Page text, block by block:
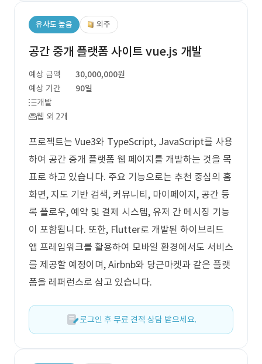
유사도 높음 외주
공간 중개 플랫폼 사이트 vue.js 개발
예상 금액
30,000,000원
예상 기간
90일
개발
웹 외 2개
프로젝트는 Vue3와 TypeScript, JavaScript를 사용
하여 공간 중개 플랫폼 웹 페이지를 개발하는 것을 목
표로 하고 있습니다. 주요 기능으로는 추천 중심의 홈
화면, 지도 기반 검색, 커뮤니티, 마이페이지, 공간 등
록 플로우, 예약 및 결제 시스템, 유저 간 메시징 기능
이 포함됩니다. 또한, Flutter로 개발된 하이브리드
앱 프레임워크를 활용하여 모바일 환경에서도 서비스
를 제공할 예정이며, Airbnb와 당근마켓과 같은 플랫
폼을 레퍼런스로 삼고 있습니다.
로그인 후 무료 견적 상담 받으세요.